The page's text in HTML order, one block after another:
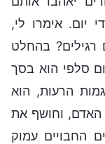
יום. אימרו לי,
רגילים? בהחלט
סלפי הוא בסך
הרעות, הוא
האדם, וחושף את
החבויים עמוק